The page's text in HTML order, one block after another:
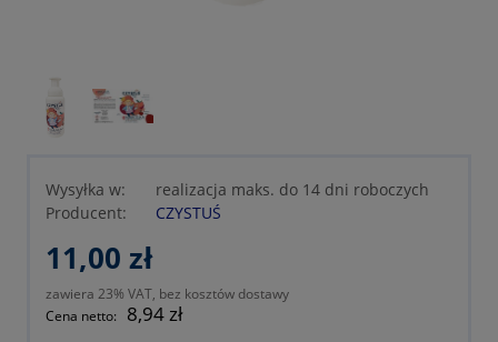
Wysyłka w:
realizacja maks. do 14 dni roboczych
Producent:
CZYSTUŚ
11,00 zł
zawiera 23% VAT, bez kosztów dostawy
Cena netto:
8,94 zł